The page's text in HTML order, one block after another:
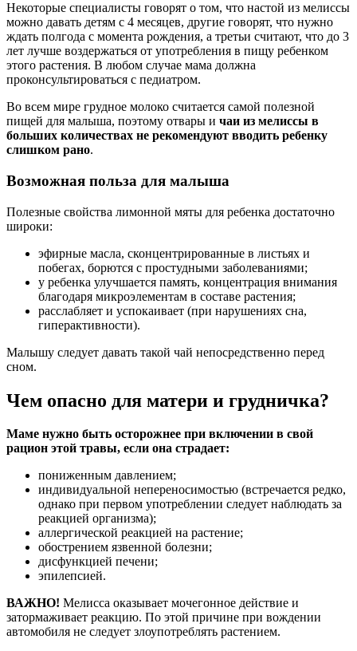
Некоторые специалисты говорят о том, что настой из мелиссы
можно давать детям с 4 месяцев, другие говорят, что нужно
ждать полгода с момента рождения, а третьи считают, что до 3
лет лучше воздержаться от употребления в пищу ребенком
этого растения. В любом случае мама должна
проконсультироваться с педиатром.
Во всем мире грудное молоко считается самой полезной
пищей для малыша, поэтому отвары и чаи из мелиссы в
больших количествах не рекомендуют вводить ребенку
слишком рано.
Возможная польза для малыша
Полезные свойства лимонной мяты для ребенка достаточно
широки:
эфирные масла, сконцентрированные в листьях и
побегах, борются с простудными заболеваниями;
у ребенка улучшается память, концентрация внимания
благодаря микроэлементам в составе растения;
расслабляет и успокаивает (при нарушениях сна,
гиперактивности).
Малышу следует давать такой чай непосредственно перед
сном.
Чем опасно для матери и грудничка?
Маме нужно быть осторожнее при включении в свой
рацион этой травы, если она страдает:
пониженным давлением;
индивидуальной непереносимостью (встречается редко,
однако при первом употреблении следует наблюдать за
реакцией организма);
аллергической реакцией на растение;
обострением язвенной болезни;
дисфункцией печени;
эпилепсией.
ВАЖНО! Мелисса оказывает мочегонное действие и
затормаживает реакцию. По этой причине при вождении
автомобиля не следует злоупотреблять растением.